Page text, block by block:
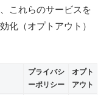
これらのサービスを
化（オプトアウト）
プライバシ
ーポリシー
オプト
アウト